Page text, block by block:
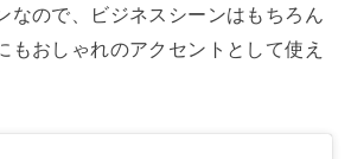
なので、ビジネスシーンはもちろん
もおしゃれのアクセントとして使え